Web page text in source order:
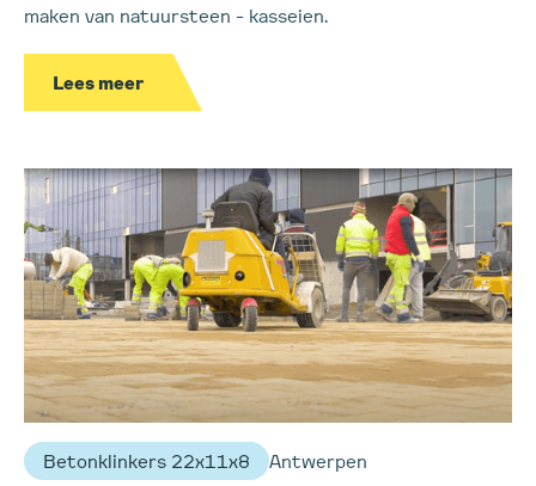
maken van natuursteen - kasseien.
Lees meer
Betonklinkers 22x11x8 Antwerpen